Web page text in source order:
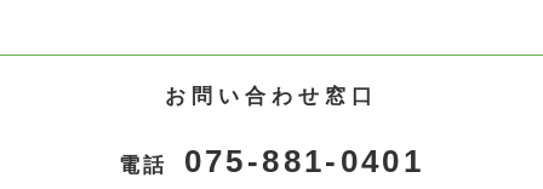
お問い合わせ窓口
電話 075-881-0401